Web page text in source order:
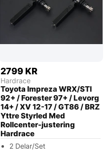
2799 KR
Hardrace
Toyota Impreza WRX/STI
92+ / Forester 97+ / Levorg
14+ / XV 12-17 / GT86 / BRZ
Yttre Styrled Med
Rollcenter-justering
Hardrace
2 Delar/Set